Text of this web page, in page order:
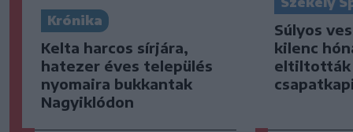
Krónika
Kelta harcos sírjára,
hatezer éves település
nyomaira bukkantak
Nagyiklódon
Súlyos
kilenc
eltiltották